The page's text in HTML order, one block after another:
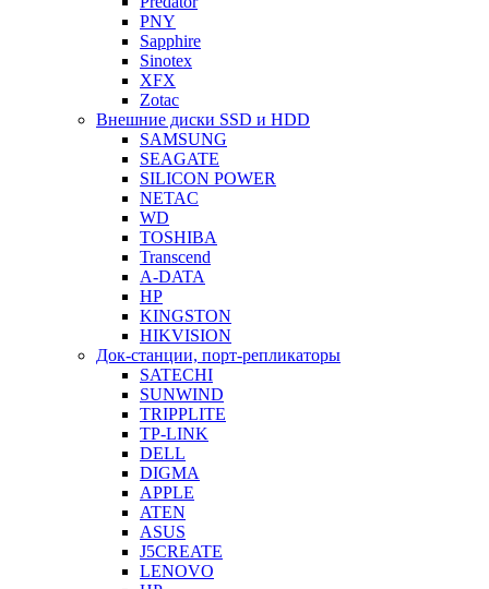
PNY
Sapphire
Sinotex
XFX
Zotac
Внешние диски SSD и HDD
SAMSUNG
SEAGATE
SILICON POWER
NETAC
WD
TOSHIBA
Transcend
A-DATA
HP
KINGSTON
HIKVISION
Док-станции, порт-репликаторы
SATECHI
SUNWIND
TRIPPLITE
TP-LINK
DELL
DIGMA
APPLE
ATEN
ASUS
J5CREATE
LENOVO